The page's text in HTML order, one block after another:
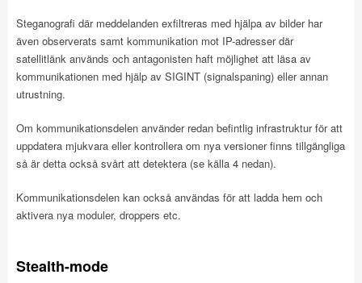
Steganografi där meddelanden exfiltreras med hjälpa av bilder har
även observerats samt kommunikation mot IP-adresser där
satellitlänk används och antagonisten haft möjlighet att läsa av
kommunikationen med hjälp av SIGINT (signalspaning) eller annan
utrustning.
Om kommunikationsdelen använder redan befintlig infrastruktur för att
uppdatera mjukvara eller kontrollera om nya versioner finns tillgängliga
så är detta också svårt att detektera (se källa 4 nedan).
Kommunikationsdelen kan också användas för att ladda hem och
aktivera nya moduler, droppers etc.
Stealth-mode